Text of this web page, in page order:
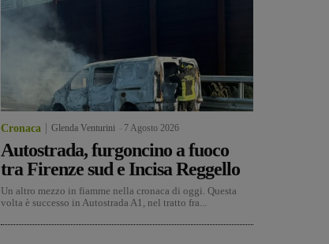
Cronaca Glenda Venturini 7 Agosto 2026
Autostrada, furgoncino a fuoco
tra Firenze sud e Incisa Reggello
Un altro mezzo in fiamme nella cronaca di oggi. Questa
volta è successo in Autostrada A1, nel tratto fra...